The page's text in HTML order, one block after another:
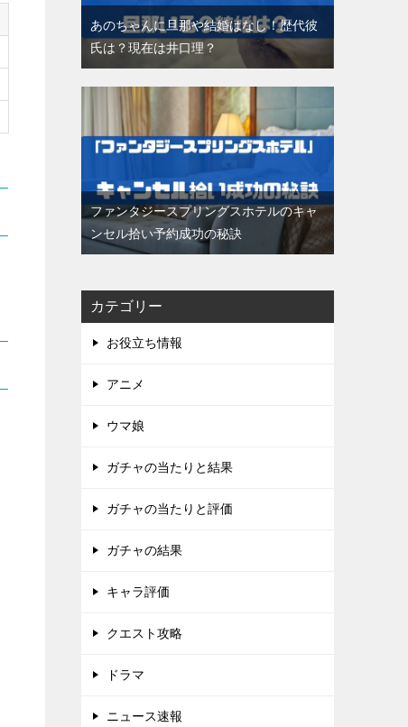
あのちゃんに旦那や結婚はなし！歴代彼
氏は？現在は井口理？
ファンタジースプリングスホテルのキャ
ンセル拾い予約成功の秘訣
カテゴリー
お役立ち情報
アニメ
ウマ娘
ガチャの当たりと結果
ガチャの当たりと評価
ガチャの結果
キャラ評価
クエスト攻略
ドラマ
ニュース速報